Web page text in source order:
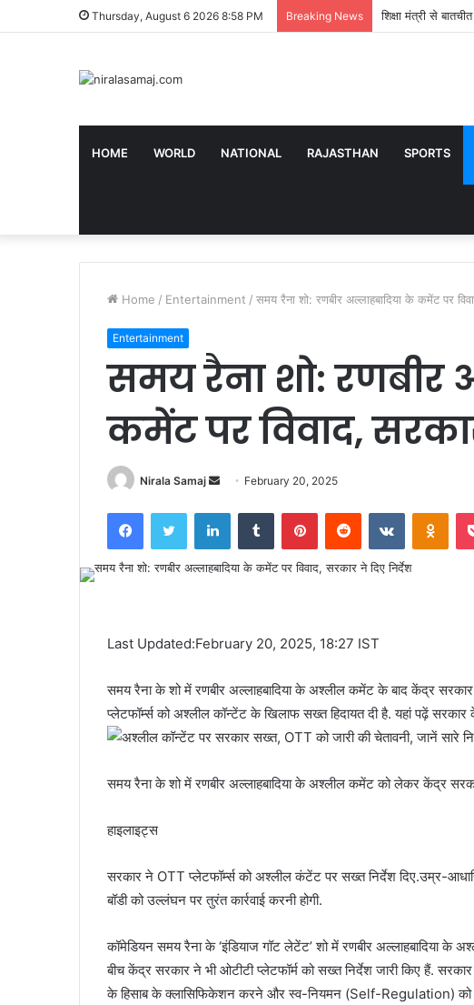
Thursday, August 6 2026 8:58 PM Breaking News शिक्षा मंत्री से
HOME WORLD NATIONAL RAJASTHAN SPORTS
Home / Entertainment / समय रैना शो: रणबीर अल्लाहबादिया के कमेंट पर
Entertainment
समय रैना शो: रणबीर
कमेंट पर विवाद,
Nirala Samaj
Send February 20, 2025
FacebookTwitter LinkedInTumblr PinterestReddit VKontakte
Last Updated:February 20, 2025, 18:27 IST
समय रैना के शो में रणबीर अल्लाहबादिया के अश्लील कमेंट के बाद केंद्र
प्लेटफॉर्म्स को अश्लील कॉन्टेंट के खिलाफ सख्त हिदायत दी है. यहां पढ़ें
समय रैना के शो में रणबीर अल्लाहबादिया के अश्लील कमेंट को लेकर केंद्र
हाइलाइट्स
सरकार ने OTT प्लेटफॉर्म्स को अश्लील कंटेंट पर सख्त निर्देश दिए.उम्र-
बॉडी को उल्लंघन पर तुरंत कार्रवाई करनी होगी.
कॉमेडियन समय रैना के ‘इंडियाज गॉट लेटेंट’ शो में रणबीर अल्लाहबादिया
बीच केंद्र सरकार ने भी ओटीटी प्लेटफॉर्म को सख्त निर्देश जारी किए हैं.
के हिसाब के क्लासिफिकेशन करने और स्व-नियमन (Self-Regulation) को